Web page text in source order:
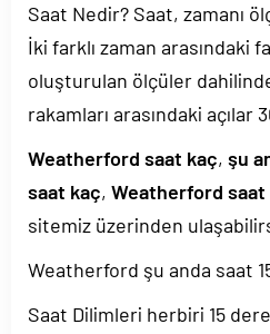
Saat Nedir? Saat, zamanı
İki farklı zaman arasındaki
oluşturulan ölçüler
rakamları arasındaki açılar
Weatherford saat kaç, şu
saat kaç, Weatherford saat
sitemiz üzerinden
Weatherford şu anda saat
Saat Dilimleri herbiri 15